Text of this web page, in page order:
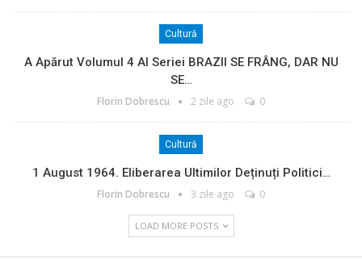
Cultură
A Apărut Volumul 4 Al Seriei BRAZII SE FRÂNG, DAR NU
SE…
Florin Dobrescu 2 zile ago 0
Cultură
1 August 1964. Eliberarea Ultimilor Deținuți Politici…
Florin Dobrescu 3 zile ago 0
LOAD MORE POSTS